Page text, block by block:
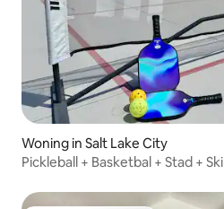
Woning in Salt Lake City
Pickleball + Basketbal + Stad + Ski